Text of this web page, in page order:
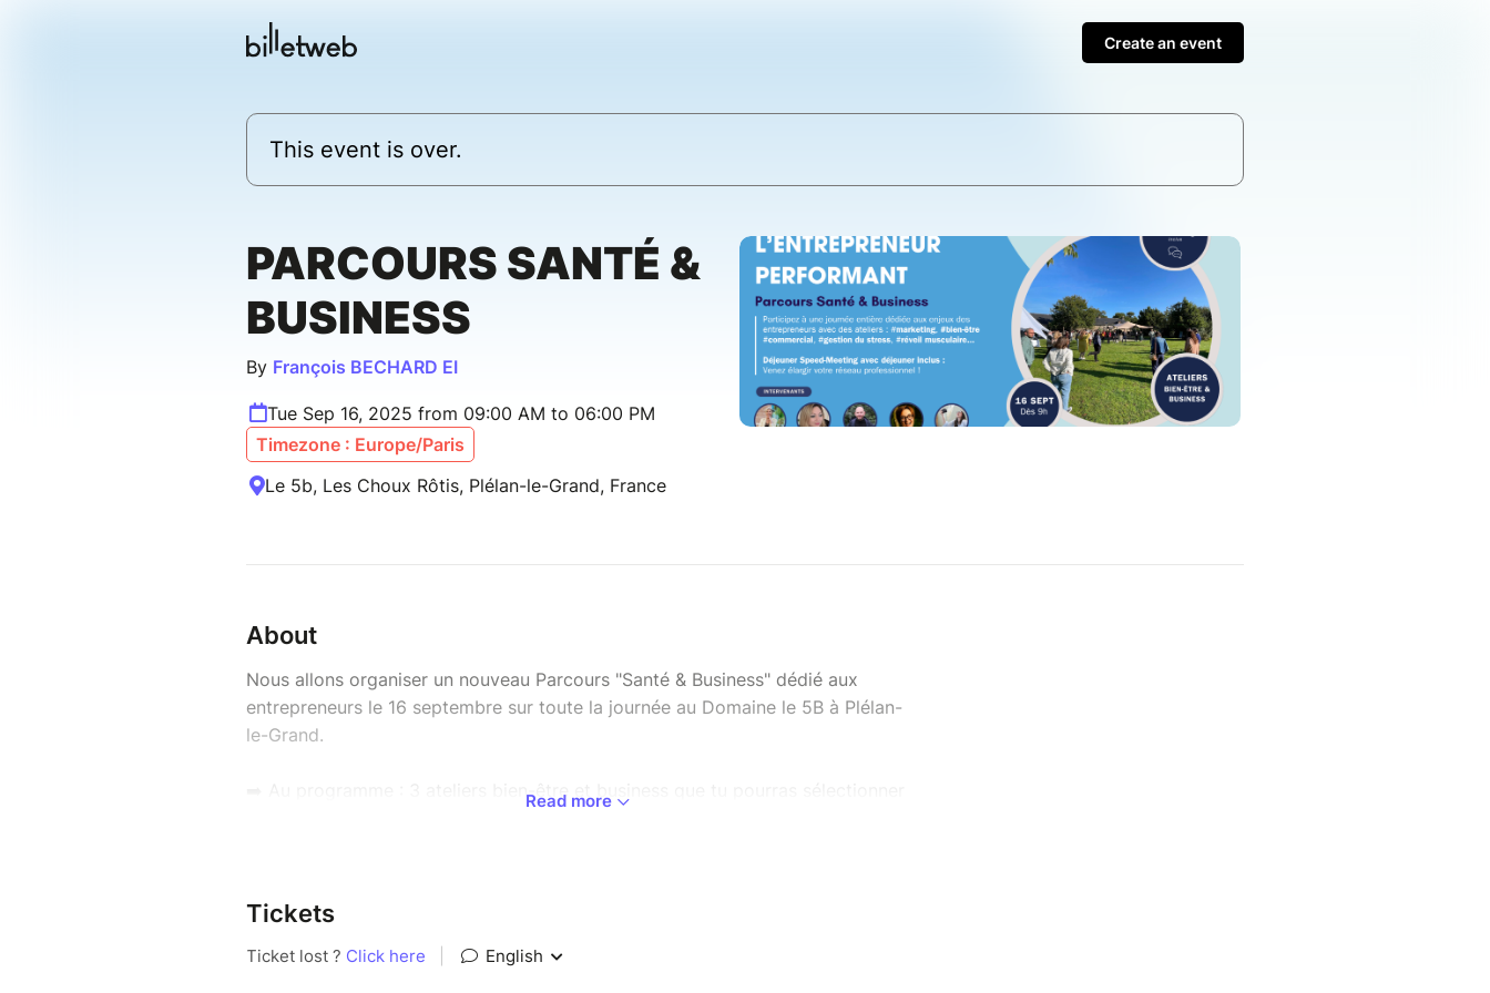
Create an event
This event is over.
PARCOURS SANTÉ &
BUSINESS
By François BECHARD EI
Tue Sep 16, 2025 from 09:00 AM to 06:00 PM
Timezone : Europe/Paris
Le 5b, Les Choux Rôtis, Plélan-le-Grand, France
About
Nous allons organiser un nouveau Parcours "Santé & Business" dédié aux
entrepreneurs le 16 septembre sur toute la journée au Domaine le 5B à Plélan-
le-Grand.
➡️ Au programme : 3 ateliers bien-être et business que tu pourras sélectionner
réseau d'affaires dans une ambiance bienveillante et conviviale, nous
t'accueillerons avec plaisir.
Read more
Tickets